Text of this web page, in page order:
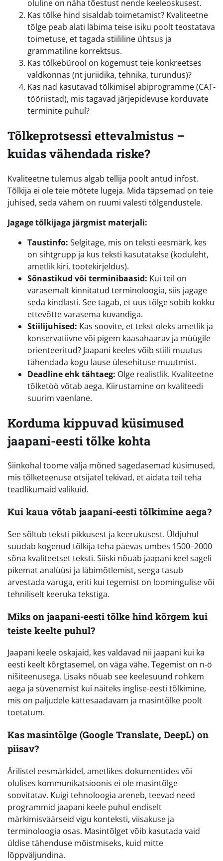
oluline on näha tõestust nende keeleoskusest.
Kas tõlke hind sisaldab toimetamist? Kvaliteetne
tõlge peab alati läbima teise isiku poolt teostatava
toimetuse, et tagada stiililine ühtsus ja
grammatiline korrektsus.
Kas tõlkebürool on kogemust teie konkreetses
valdkonnas (nt juriidika, tehnika, turundus)?
Kas nad kasutavad tõlkimisel abiprogramme (CAT-
tööriistad), mis tagavad järjepidevuse korduvate
terminite puhul?
Tõlkeprotsessi ettevalmistus –
kuidas vähendada riske?
Kvaliteetne tulemus algab tellija poolt antud infost.
Tõlkija ei ole teie mõtete lugeja. Mida täpsemad on teie
juhised, seda vähem on ruumi valesti tõlgendustele.
Jagage tõlkijaga järgmist materjali:
Taustinfo: Selgitage, mis on teksti eesmärk, kes
on sihtgrupp ja kus teksti kasutatakse (koduleht,
ametlik kiri, tootekirjeldus).
Sõnastikud või terminibaasid: Kui teil on
varasemalt kinnitatud terminoloogia, siis jagage
seda kindlasti. See tagab, et uus tõlge sobib kokku
ettevõtte varasema kuvandiga.
Stiilijuhised: Kas soovite, et tekst oleks ametlik ja
konservatiivne või pigem kaasahaarav ja müügile
orienteeritud? Jaapani keeles võib stiili muutus
tähendada kogu lause ülesehituse muutmist.
Deadline ehk tähtaeg: Olge realistlik. Kvaliteetne
tõlketöö võtab aega. Kiirustamine on kvaliteedi
suurim vaenlane.
Korduma kippuvad küsimused
jaapani-eesti tõlke kohta
Siinkohal toome välja mõned sagedasemad küsimused,
mis tõlketeenuse otsijatel tekivad, et aidata teil teha
teadlikumaid valikuid.
Kui kaua võtab jaapani-eesti tõlkimine aega?
See sõltub teksti pikkusest ja keerukusest. Üldjuhul
suudab kogenud tõlkija teha päevas umbes 1500–2000
sõna kvaliteetset teksti. Siiski nõuab jaapani keel sageli
pikemat analüüsi ja läbimõtlemist, seega tasub
arvestada varuga, eriti kui tegemist on loomingulise või
tehniliselt keeruka tekstiga.
Miks on jaapani-eesti tõlke hind kõrgem kui
teiste keelte puhul?
Jaapani keele oskajaid, kes valdavad nii jaapani kui ka
eesti keelt kõrgtasemel, on väga vähe. Tegemist on n-ö
nišiteenusega. Lisaks nõuab see keelesuund rohkem
aega ja süvenemist kui näiteks inglise-eesti tõlkimine,
mis on paljudele kättesaadavam ja masintõlke poolt
toetatum.
Kas masintõlge (Google Translate, DeepL) on
piisav?
Ärilistel eesmärkidel, ametlikes dokumentides või
olulises kommunikatsioonis ei ole masintõlge
soovitatav. Kuigi tehnoloogia areneb, teevad need
programmid jaapani keele puhul endiselt
märkimisväärseid vigu konteksti, viisakuse ja
terminoloogia osas. Masintõlget võib kasutada vaid
üldise tähenduse mõistmiseks, kuid mitte
lõppväljundina.